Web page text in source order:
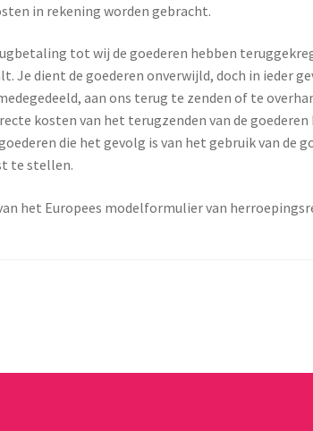
in rekening worden gebracht.
tot wij de goederen hebben
Je dient de goederen onverwijld, doch in ieder
aan ons terug te zenden of te
kosten van het terugzenden van de
die het gevolg is van het gebruik van de
te stellen.
het Europees modelformulier van